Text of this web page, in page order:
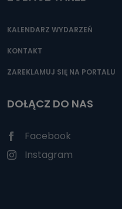
KALENDARZ WYDARZEŃ
KONTAKT
ZAREKLAMUJ SIĘ NA PORTALU
DOŁĄCZ DO NAS
Facebook
Instagram